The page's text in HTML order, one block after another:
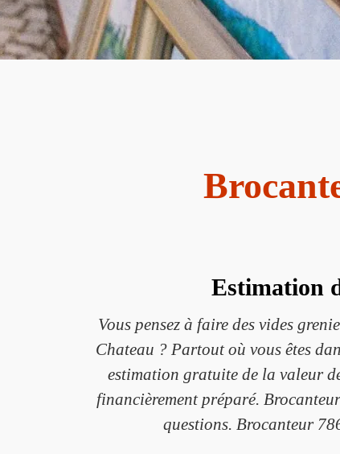
Estimation
Vous pensez à faire des vides
Chateau ? Partout où vous êtes
estimation gratuite de la valeur
financièrement préparé.
questions. Brocanteur